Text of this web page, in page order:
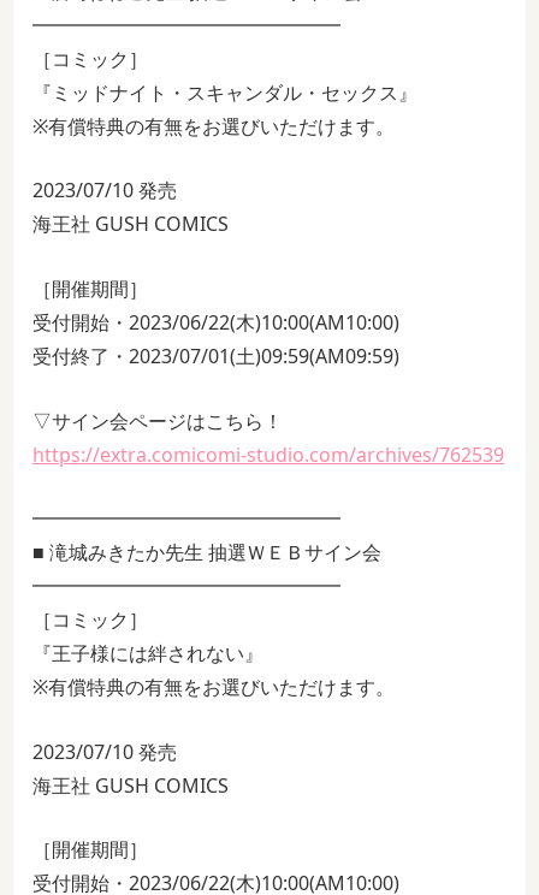
━━━━━━━━━━━━━━━━
［コミック］
『ミッドナイト・スキャンダル・セックス』
※有償特典の有無をお選びいただけます。
2023/07/10 発売
海王社 GUSH COMICS
［開催期間］
受付開始・2023/06/22(木)10:00(AM10:00)
受付終了・2023/07/01(土)09:59(AM09:59)
▽サイン会ページはこちら！
https://extra.comicomi-studio.com/archives/762539
━━━━━━━━━━━━━━━━
■ 滝城みきたか先生 抽選ＷＥＢサイン会
━━━━━━━━━━━━━━━━
［コミック］
『王子様には絆されない』
※有償特典の有無をお選びいただけます。
2023/07/10 発売
海王社 GUSH COMICS
［開催期間］
受付開始・2023/06/22(木)10:00(AM10:00)